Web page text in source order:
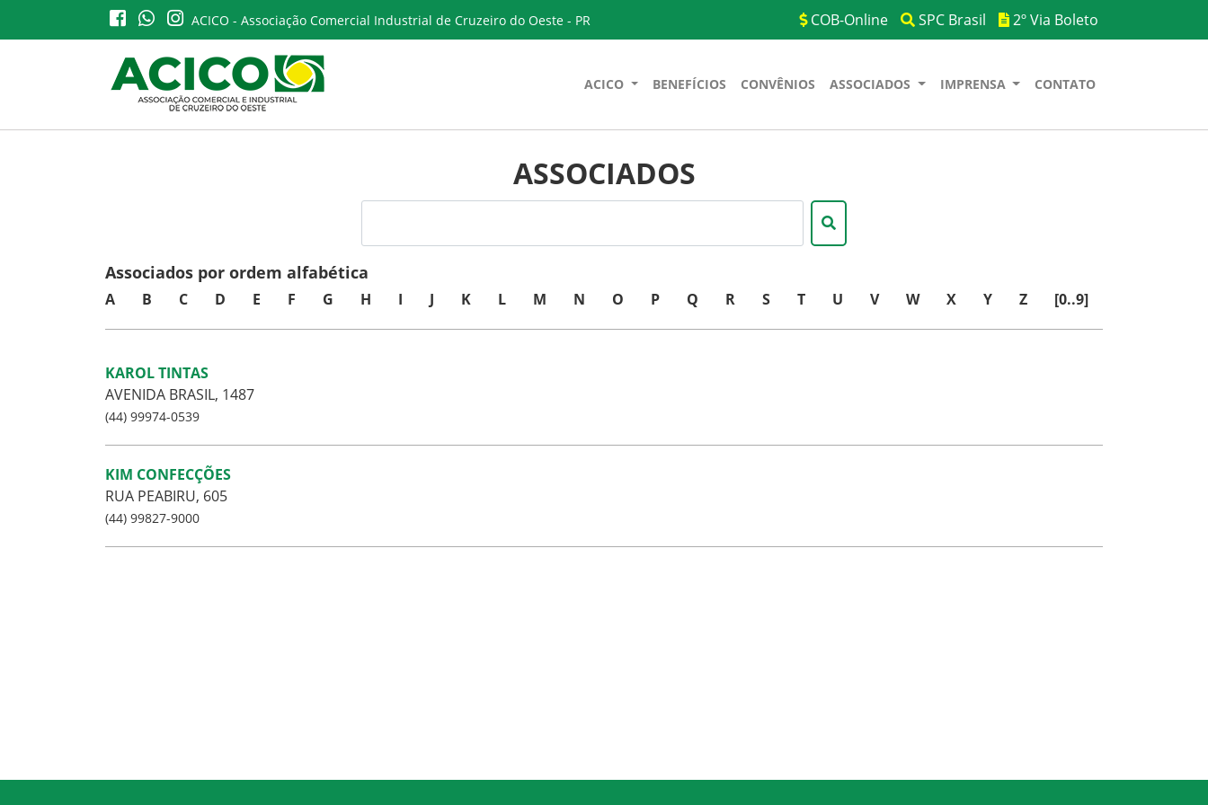
ACICO - Associação Comercial Industrial de Cruzeiro do Oeste - PR COB-Online SPC Brasil 2º Via Boleto
ACICO BENEFÍCIOS CONVÊNIOS ASSOCIADOS IMPRENSA CONTATO
ASSOCIADOS
Associados por ordem alfabética
A B C D E F G H I J K L M N O P Q R S T U V W X Y Z [0..9]
KAROL TINTAS
AVENIDA BRASIL, 1487
(44) 99974-0539
KIM CONFECÇÕES
RUA PEABIRU, 605
(44) 99827-9000